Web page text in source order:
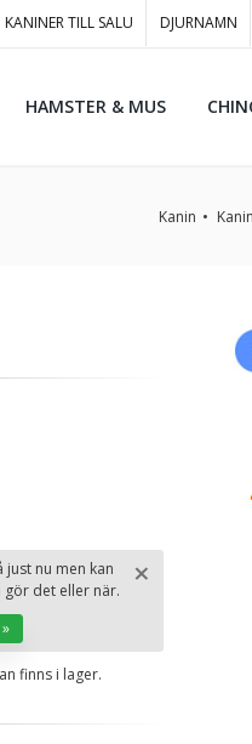
KANINER TILL SALU DJURNAMN
HAMSTER & MUS
Kanin
×
just nu men kan
gör det eller när.
finns i lager.